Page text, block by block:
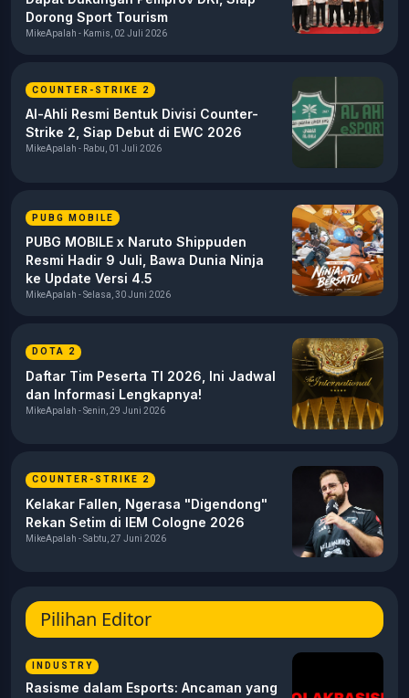
Dorong Sport Tourism
MikeApalah - Kamis, 02 Juli 2026
COUNTER-STRIKE 2
Al-Ahli Resmi Bentuk Divisi Counter-
Strike 2, Siap Debut di EWC 2026
MikeApalah - Rabu, 01 Juli 2026
PUBG MOBILE
PUBG MOBILE x Naruto Shippuden
Resmi Hadir 9 Juli, Bawa Dunia Ninja
ke Update Versi 4.5
MikeApalah - Selasa, 30 Juni 2026
DOTA 2
Daftar Tim Peserta TI 2026, Ini Jadwal
dan Informasi Lengkapnya!
MikeApalah - Senin, 29 Juni 2026
COUNTER-STRIKE 2
Kelakar Fallen, Ngerasa "Digendong"
Rekan Setim di IEM Cologne 2026
MikeApalah - Sabtu, 27 Juni 2026
Pilihan Editor
INDUSTRY
Rasisme dalam Esports: Ancaman yang